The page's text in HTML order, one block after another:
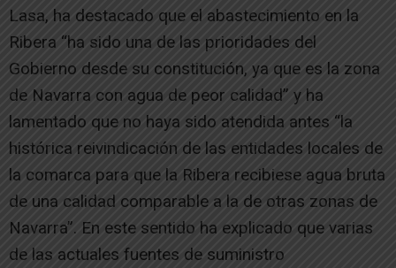
Lasa, ha destacado que el abastecimiento en la
Ribera “ha sido una de las prioridades del
Gobierno desde su constitución, ya que es la zona
de Navarra con agua de peor calidad” y ha
lamentado que no haya sido atendida antes “la
histórica reivindicación de las entidades locales de
la comarca para que la Ribera recibiese agua bruta
de una calidad comparable a la de otras zonas de
Navarra”. En este sentido ha explicado que varias
de las actuales fuentes de suministro